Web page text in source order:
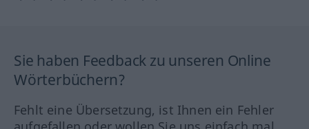
Sie haben Feedback zu unseren Online
Wörterbüchern?
Fehlt eine Übersetzung, ist Ihnen ein Fehler